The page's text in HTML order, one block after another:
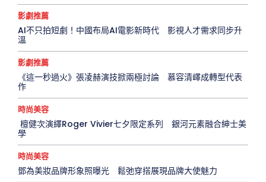
影劇推薦
AI不只拍短劇！中國布局AI電影新時代 影視人才需求同步升
溫
影劇推薦
《這一秒過火》張凌赫演技掀兩極討論 慕容清嶧成轉型代表
作
時尚美容
檀健次演繹Roger Vivier七夕限定系列 銀河元素融合紳士美
學
時尚美容
鄧為美妝品牌形象照曝光 鬆弛穿搭展現品牌大使魅力